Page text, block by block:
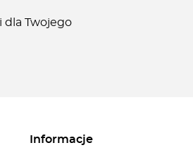
dla Twojego
Informacje